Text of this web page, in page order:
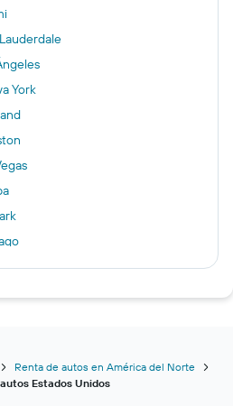
York
Renta de autos en América del Norte
Estados Unidos